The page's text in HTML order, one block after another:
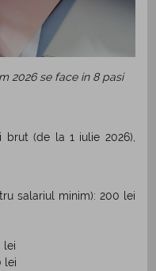
2026 se face in 8 pasi
brut (de la 1 iulie 2026),
salariul minim): 200 lei
lei
lei